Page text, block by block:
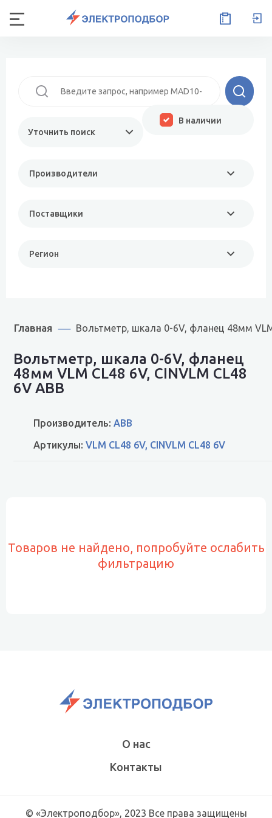
Уточнить поиск
Производители
Поставщики
Регион
В наличии
Главная Вольтметр, шкала 0-6V, фланец 48мм
Вольтметр, шкала 0-6V, фланец
48мм VLM CL48 6V, CINVLM CL48
6V ABB
Производитель: ABB
Артикулы: VLM CL48 6V, CINVLM CL48 6V
Товаров не найдено, попробуйте ослабить
фильтрацию
О нас
Контакты
© «Электроподбор», 2023 Все права защищены